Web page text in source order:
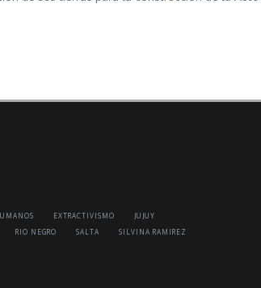
EXTRACTIVISMO
JUJUY
RIO NEGRO SALTA
SILVINA RAMIREZ